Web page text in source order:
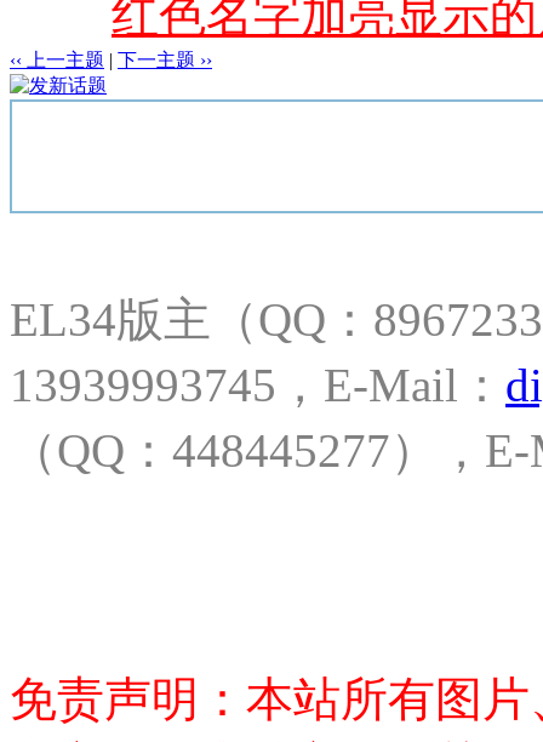
红色名字加亮显示
‹‹ 上一主题 | 下一主题 ››
EL34版主（QQ：
13939993745，E-Mail：
（QQ：448445277），
免责声明：本站所有图